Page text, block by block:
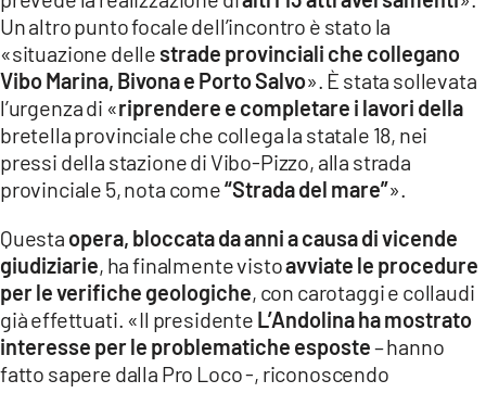
Un altro punto focale dell’incontro è stato la
«situazione delle strade provinciali che collegano
Vibo Marina, Bivona e Porto Salvo». È stata sollevata
l’urgenza di «riprendere e completare i lavori della
bretella provinciale che collega la statale 18, nei
pressi della stazione di Vibo-Pizzo, alla strada
provinciale 5, nota come“Strada del mare”».
Questa opera, bloccata da anni a causa di vicende
giudiziarie, ha finalmente vistoavviate le procedure
per le verifiche geologiche, con carotaggi e collaudi
già effettuati. «Il presidente L’Andolina ha mostrato
interesse per le problematiche esposte– hanno
fatto sapere dalla Pro Loco -, riconoscendo